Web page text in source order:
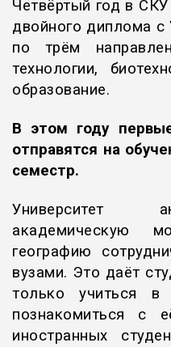
Четвёртый год в
двойного диплома с
по трём
технологии,
образование.
В этом году
отправятся на
семестр.
Университет
академическую
географию
вузами. Это даёт
только учиться
познакомиться с
иностранных